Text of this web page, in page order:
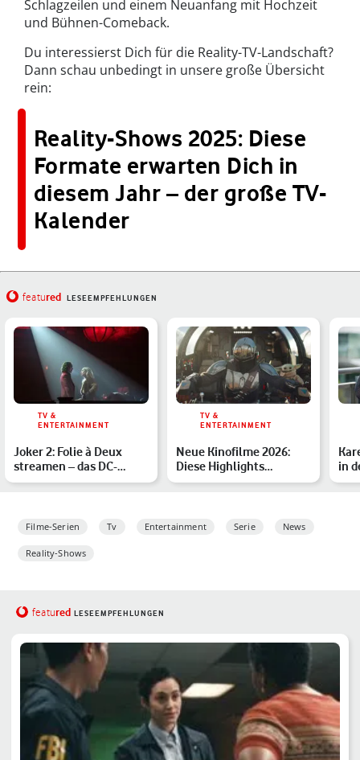
Schlagzeilen und einem Neuanfang mit Hochzeit
und Bühnen-Comeback.
Du interessierst Dich für die Reality-TV-Landschaft?
Dann schau unbedingt in unsere große Übersicht
rein:
Reality-Shows 2025: Diese
Formate erwarten Dich in
diesem Jahr – der große TV-
Kalender
featured LESEEMPFEHLUNGEN
TV &
ENTERTAINMENT
Joker 2: Folie à Deux
streamen – das DC-
Drama im Heimkino
TV &
ENTERTAINMENT
Neue Kinofilme 2026:
Diese Highlights
erwarten Dich
in
Filme-Serien Tv Entertainment Serie News
Reality-Shows
featured LESEEMPFEHLUNGEN